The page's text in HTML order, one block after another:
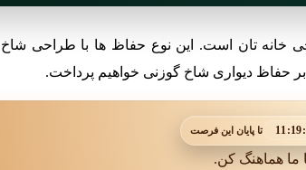
تان است. این نوع حفاظ ها با طراحی شاخ
حفاظ دیواری شاخ گوزنی خواهیم پرداخت.
تا پایان این فرصت
ما هماهنگ کن.